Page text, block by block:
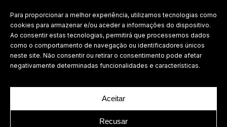
Para proporcionar a melhor experiência, utilizamos tecnologias como
cookies para armazenar e/ou aceder a informações do dispositivo.
Ao consentir estas tecnologias, permitirá que processemos dados
como o comportamento de navegação ou identificadores únicos
neste site. Não consentir ou retirar o consentimento pode afetar
negativamente determinadas funcionalidades e características.
Aceitar
Recusar
Labdesign, Lda.
©2026 Todos os direitos reservados.
Política de Privacidade